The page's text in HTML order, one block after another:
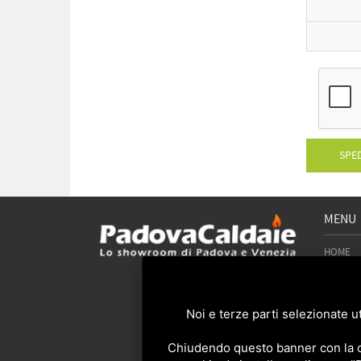
MENU
HOME
LAVORI
Noi e terze parti selezionate
Chiudendo questo banner con